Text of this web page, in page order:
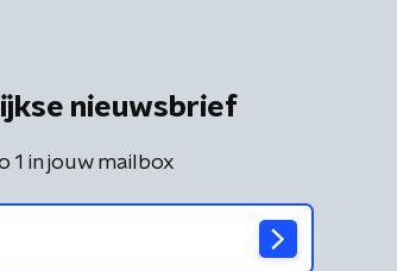
nieuwsbrief
1 in jouw mailbox